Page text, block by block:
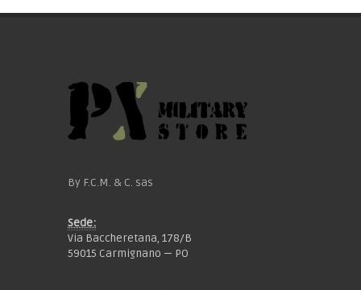
By F.C.M. & C. sas
Sede:
Via Baccheretana, 178/B
59015 Carmignano — PO